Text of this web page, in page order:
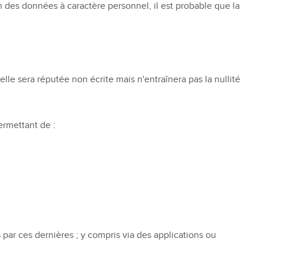
données à caractère personnel, il est probable que la
sera réputée non écrite mais n'entraînera pas la nullité
de :
ces dernières ; y compris via des applications ou